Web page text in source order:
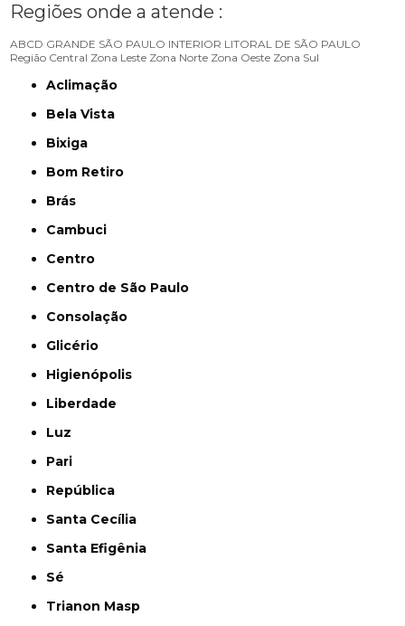
Regiões onde a atende :
ABCD GRANDE SÃO PAULO INTERIOR LITORAL DE SÃO PAULO
Região Central Zona Leste Zona Norte Zona Oeste Zona Sul
Aclimação
Bela Vista
Bixiga
Bom Retiro
Brás
Cambuci
Centro
Centro de São Paulo
Consolação
Glicério
Higienópolis
Liberdade
Luz
Pari
República
Santa Cecília
Santa Efigênia
Sé
Trianon Masp